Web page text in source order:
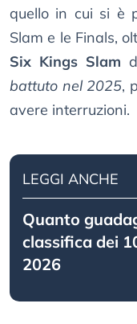
quello in cui si è
Slam e le Finals,
Six Kings Slam
battuto nel 2025,
avere interruzioni.
LEGGI ANCHE
Quanto
classifica dei
2026